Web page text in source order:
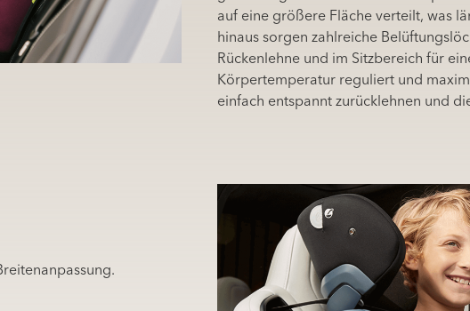
auf eine größere Fläche verteilt, was
hinaus sorgen zahlreiche
Rückenlehne und im Sitzbereich für
Körpertemperatur reguliert und
einfach entspannt zurücklehnen und